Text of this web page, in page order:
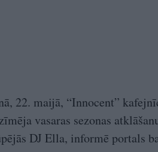
22. maijā, “Innocent”
vasaras sezonas
DJ Ella, informē portals